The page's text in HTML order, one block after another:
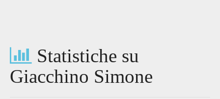
Statistiche su
Giacchino Simone